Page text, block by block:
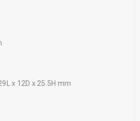
x 12D x 25.5H mm